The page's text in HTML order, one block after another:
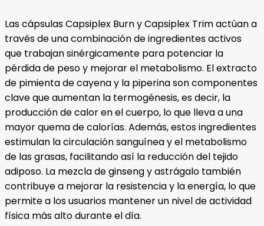
Las cápsulas Capsiplex Burn y Capsiplex Trim actúan a
través de una combinación de ingredientes activos
que trabajan sinérgicamente para potenciar la
pérdida de peso y mejorar el metabolismo. El extracto
de pimienta de cayena y la piperina son componentes
clave que aumentan la termogénesis, es decir, la
producción de calor en el cuerpo, lo que lleva a una
mayor quema de calorías. Además, estos ingredientes
estimulan la circulación sanguínea y el metabolismo
de las grasas, facilitando así la reducción del tejido
adiposo. La mezcla de ginseng y astrágalo también
contribuye a mejorar la resistencia y la energía, lo que
permite a los usuarios mantener un nivel de actividad
física más alto durante el día.